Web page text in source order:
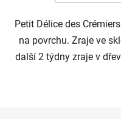
Petit Délice des
na povrchu. Zraje ve
další 2 týdny zraje v